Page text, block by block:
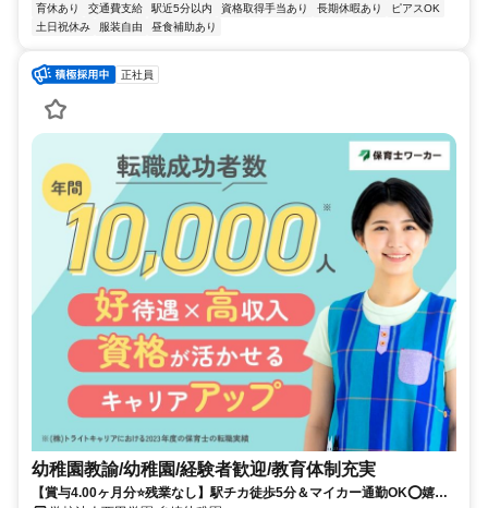
育休あり
交通費支給 駅近5分以内 資格取得手当あり 長期休暇あり
ピアスOK
土日祝休み
服装自由 昼食補助あり
正社員
幼稚園教諭/幼稚園/経験者歓迎/教育体制充実
【賞与4.00ヶ月分⭐残業なし】駅チカ徒歩5分＆マイカー通勤OK⭕嬉し